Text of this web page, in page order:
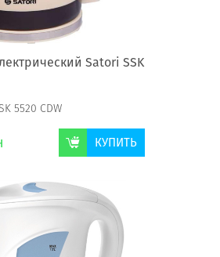
Satori SSK
5520 CDW
КУПИТЬ